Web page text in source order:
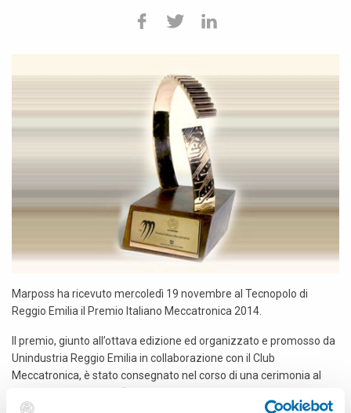
Marposs ha ricevuto mercoledì 19 novembre al Tecnopolo di
Reggio Emilia il Premio Italiano Meccatronica 2014.
Il premio, giunto all’ottava edizione ed organizzato e promosso da
Unindustria Reggio Emilia in collaborazione con il Club
Meccatronica, è stato consegnato nel corso di una cerimonia al
meccaniche. Ricerca collaborativa ed innovazione”.